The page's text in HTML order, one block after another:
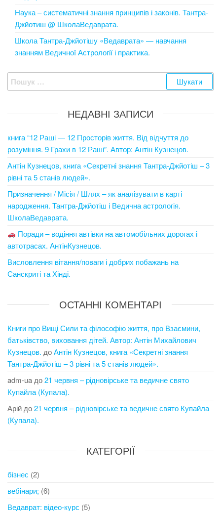
Наука – систематичні знання принципів і законів. Тантра-
Джйотиш @ ШколаВедаврата.
Школа Тантра-Джйотішу «Ведаврата» — навчання
знанням Ведичної Астрології і практика.
Пошук:
НЕДАВНІ ЗАПИСИ
книга “12 Раші — 12 Просторів життя. Від відчуття до
розуміння. 9 Грахи в 12 Раші”. Автор: Антін Кузнецов.
Антін Кузнецов, книга «Секретні знання Тантра-Джйотіш – 3
рівні та 5 станів людей».
Призначення / Місія / Шлях – як аналізувати в карті
народження. Тантра-Джйотіш і Ведична астрологія.
ШколаВедаврата.
Поради – водіння автівки на автомобільних дорогах і
автотрасах. АнтінКузнецов.
Висловлення вітання/поваги і добрих побажань на
Санскриті та Хінді.
ОСТАННІ КОМЕНТАРІ
Книги про Вищі Сили та філософію життя, про Взаємини,
батьківство, виховання дітей. Автор: Антін Михайлович
Кузнецов. доАнтін Кузнецов, книга «Секретні знання
Тантра-Джйотіш – 3 рівні та 5 станів людей».
adm-ua до21 червня – рідновірське та ведичне свято
Купайла (Купала).
Арій до21 червня – рідновірське та ведичне свято Купайла
(Купала).
КАТЕГОРІЇ
бізнес (2)
вебінари; (6)
Ведаврат: відео-курс (5)